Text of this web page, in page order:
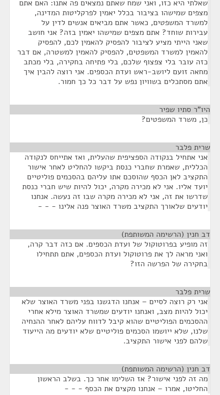
שאלתי היא כזו, ואני שמח שאתם נמצאים פה אתנו: האם אתם
מצפים שמישהו בציבור בכלל יאמין לפרקליטות המדינה,
למשרד המשפטים, כאשר אתם מביאים אנשים לדין על
עבירות שוחד? אתם מצפים שמישהו יאמין בזה? אני חושב
שאני הייתי מציע לציבור להפסיק להאמין לכם, להפסיק
להאמין למשרד המשפטים, להפסיק להאמין למשטרה, אם דבר
כזה עובר בלי צפצוף שלכם, בלי פתיחה בחקירה, בלי מכתב
מחאה זועם ליושב-ראש ועדת הכספים. אני רוצה להבין איך
אתם מסתכלים בשוויון נפש על דבר כל כך חמור.
היו"ר סתיו שפיר
כן, משרד המשפטים?
שרית פלבר
אני אתחיל בנקודה הספציפית שהעלית, ואז אתייחס לנקודה
הכללית, שאמרת שחברי כנסת ביקשו להחליט לאחר אישור
התקציב לאן הכסף שהוסכם אתו עליהם בהסכמים פוליטיים
יועד אליו. אני לא מכירה מקרה, יכול להיות שיש חברי כנסת
שדרשו את זה, אני לא מכירה מקרה שבו זה נעשה. אנחנו
יודעים שלאורך התקציב משרד האוצר פנה אלינו - - -
דב חנין (הרשימה המשותפת)
זה מופיע בפרוטוקול של ועדת הכספים. אם כזה דבר קרה,
ואני מראה לך את פרוטוקול ועדת הכספים, אתם תתחילו
בחקירה של הפרשה הזו?
שרית פלבר
אני רק רוצה לסיים – אנחנו הדגשנו בפני משרד האוצר שלא
יכול להיות מצב, ואנחנו יודעים שמשרד האוצר מילא אחרי
ההסכמים הפוליטיים שהוא קיבל לדווח עליהם לאחר ההנחיה
שלנו, שלא ייושמו הסכמים פוליטיים שלא יודעים מה הייעוד
שלהם לפני אישור התקציב.
דב חנין (הרשימה המשותפת)
מה זה לפני אישור? אז השלימו אחר כך. בשלב הראשון
החליטו, אמרו – אנחנו מקצים את הכסף - - -